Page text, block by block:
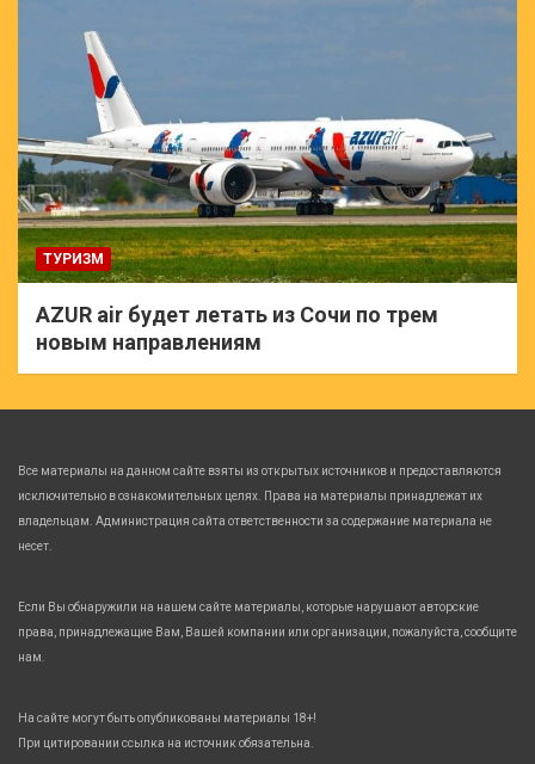
ТУРИЗМ
AZUR air будет летать из Сочи по трем
новым направлениям
Все материалы на данном сайте взяты из открытых источников и предоставляются
исключительно в ознакомительных целях. Права на материалы принадлежат их
владельцам. Администрация сайта ответственности за содержание материала не
несет.
Если Вы обнаружили на нашем сайте материалы, которые нарушают авторские
права, принадлежащие Вам, Вашей компании или организации, пожалуйста, сообщите
нам.
На сайте могут быть опубликованы материалы 18+!
При цитировании ссылка на источник обязательна.